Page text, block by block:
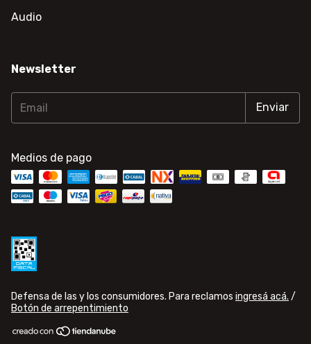
Audio
Newsletter
Medios de pago
Defensa de las y los consumidores. Para reclamos ingresá acá. /
Botón de arrepentimiento